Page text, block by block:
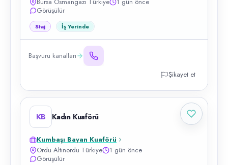
Görüşülür
Staj İş Yerinde
Başvuru kanalları
Şikayet et
KB Kadın Kuaförü
Kumbaşı Bayan Kuaförü
Ordu Altınordu Türkiye
1 gün önce
Görüşülür